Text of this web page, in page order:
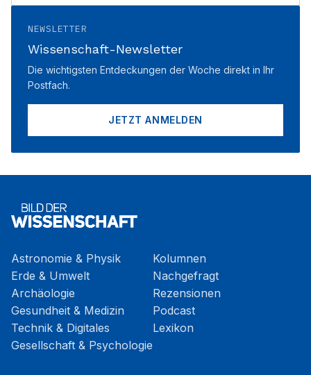
NEWSLETTER
Wissenschaft-Newsletter
Die wichtigsten Entdeckungen der Woche direkt in Ihr
Postfach.
JETZT ANMELDEN
Astronomie & Physik
Erde & Umwelt
Archäologie
Gesundheit & Medizin
Technik & Digitales
Gesellschaft & Psychologie
Kolumnen
Nachgefragt
Rezensionen
Podcast
Lexikon